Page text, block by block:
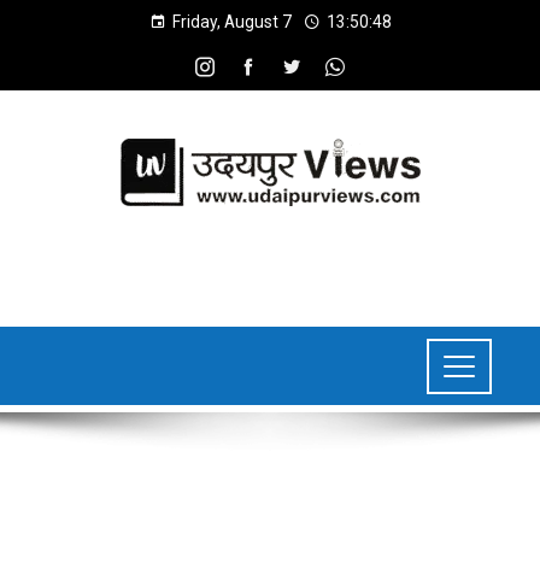
Friday, August 7 13:50:49